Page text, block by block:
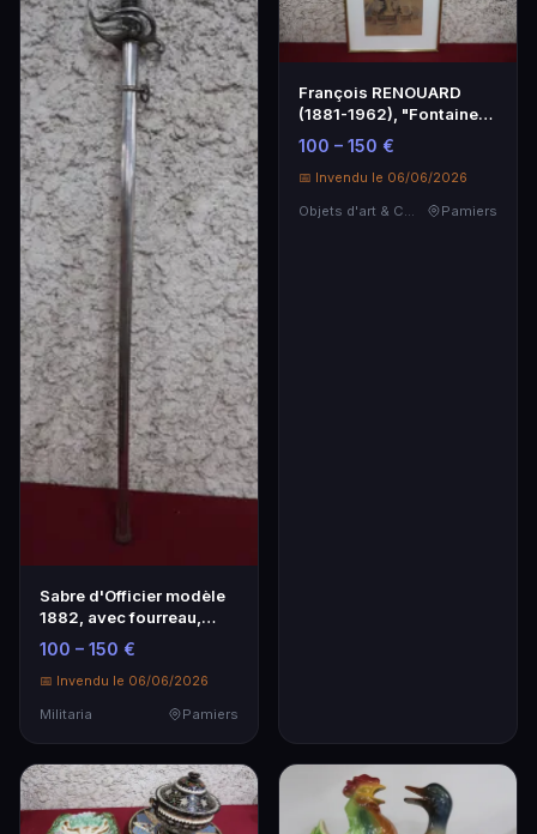
Sabre d'Officier modèle
1882, avec fourreau,
long.
100 – 150 €
📅 Invendu le 06/06/2026
Militaria
Pamiers
François RENOUARD
(1881-1962), "Fontaine
des fleuves, place …
100 – 150 €
📅 Invendu le 06/06/2026
Objets d'art & Curiosités
Pamiers